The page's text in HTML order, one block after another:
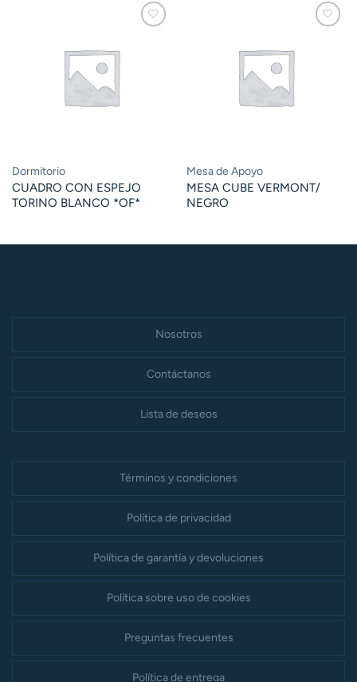
Dormitorio
CUADRO CON ESPEJO
TORINO BLANCO *OF*
Mesa de Apoyo
MESA CUBE VERMONT/
NEGRO
Nosotros
Contáctanos
Lista de deseos
Términos y condiciones
Política de privacidad
Política de garantía y devoluciones
Política sobre uso de cookies
Preguntas frecuentes
Política de entrega